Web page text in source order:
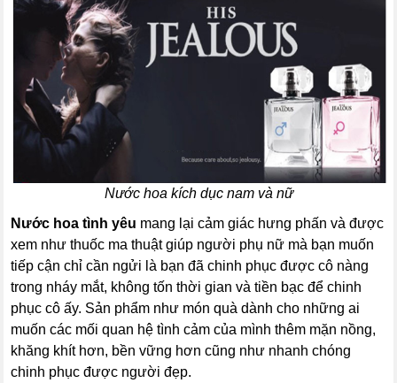
Nước hoa kích dục nam và nữ
Nước hoa tình yêu mang lại cảm giác hưng phấn và được
xem như thuốc ma thuật giúp người phụ nữ mà bạn muốn
tiếp cận chỉ cần ngửi là bạn đã chinh phục được cô nàng
trong nháy mắt, không tốn thời gian và tiền bạc để chinh
phục cô ấy. Sản phẩm như món quà dành cho những ai
muốn các mối quan hệ tình cảm của mình thêm mặn nồng,
khăng khít hơn, bền vững hơn cũng như nhanh chóng
chinh phục được người đẹp.